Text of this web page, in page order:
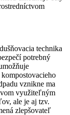
technika
potrebný
vznikne ma
využiteľným
ale je aj tzv.
zlepšovateľ